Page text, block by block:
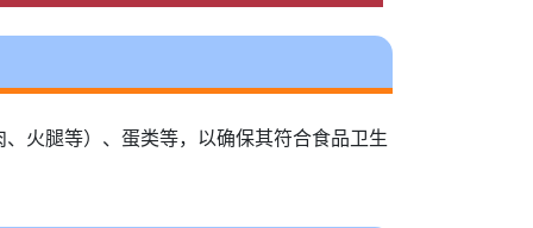
火腿等）、蛋类等，以确保其符合食品卫生